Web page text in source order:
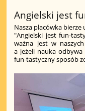
Angielski jest
Nasza placówka
"Angielski jest fun-
ważna jest w
a jeżeli nauka
fun-tastyczny sposób